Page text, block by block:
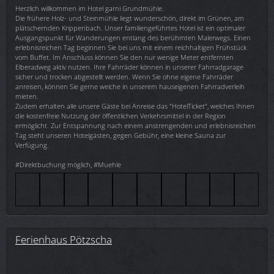
Herzlich willkommen im Hotel garni Grundmühle.
Die frühere Holz- und Steinmühle liegt wunderschön, direkt im Grünen, am
plätschernden Krippenbach. Unser familiengeführtes Hotel ist ein optimaler
Ausgangspunkt für Wanderungen entlang des berühmten Malerwegs. Einen
erlebnisreichen Tag beginnen Sie bei uns mit einem reichhaltigen Frühstück
vom Buffet. Im Anschluss können Sie den nur wenige Meter entfernten
Elberadweg aktiv nutzen. Ihre Fahrräder können in unserer Fahrradgarage
sicher und trocken abgestellt werden. Wenn Sie ohne eigene Fahrräder
anreisen, können Sie gerne welche in unserem hauseigenen Fahrradverleih
mieten.
Zudem erhalten alle unsere Gäste bei Anreise das "HotelTicket", welches Ihnen
die kostenfreie Nutzung der öffentlichen Verkehrsmittel in der Region
ermöglicht. Zur Entspannung nach einem anstrengenden und erlebnisreichen
Tag steht unseren Hotelgästen, gegen Gebühr, eine kleine Sauna zur
Verfügung.
#Direktbuchung möglich, #Muehle
Ferienhaus Pötzscha